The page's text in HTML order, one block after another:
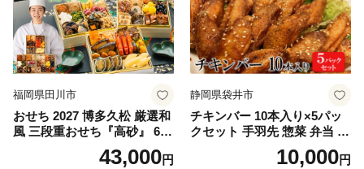
福岡県田川市
おせち 2027 博多久松 厳選和
風 三段重おせち『高砂』 6.5
寸 3段重 2～3人前 おせち料
理 重箱 お正月 冷凍おせち 縁
43,000円
静岡県袋井市
チキンバー 10本入り×5パッ
クセット 手羽先 惣菜 弁当 お
かず お酒 おつまみ ギフト キ
ャンプ アウトドア キャンプ
10,000円